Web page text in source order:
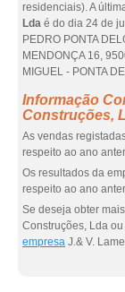
residenciais). A
Lda é do dia 24 de
PEDRO PONTA
MENDONÇA 16,
MIGUEL - PONTA
Informação
Construções,
As vendas
respeito ao ano
Os resultados da
respeito ao ano
Se deseja obter
Construções, Lda ou
empresa J.& V.